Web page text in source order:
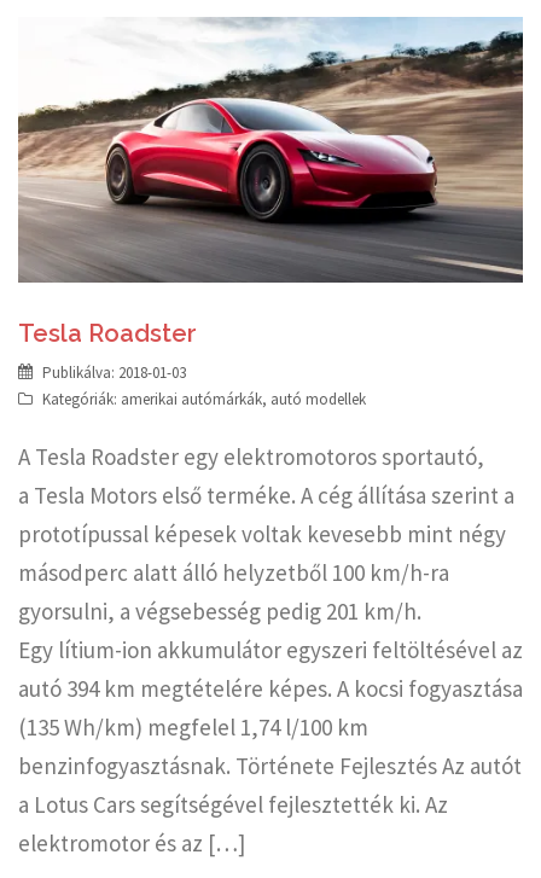
Tesla Roadster
Publikálva: 2018-01-03
Kategóriák: amerikai autómárkák, autó modellek
A Tesla Roadster egy elektromotoros sportautó,
a Tesla Motors első terméke. A cég állítása szerint a
prototípussal képesek voltak kevesebb mint négy
másodperc alatt álló helyzetből 100 km/h-ra
gyorsulni, a végsebesség pedig 201 km/h.
Egy lítium-ion akkumulátor egyszeri feltöltésével az
autó 394 km megtételére képes. A kocsi fogyasztása
(135 Wh/km) megfelel 1,74 l/100 km
benzinfogyasztásnak. Története Fejlesztés Az autót
a Lotus Cars segítségével fejlesztették ki. Az
elektromotor és az […]